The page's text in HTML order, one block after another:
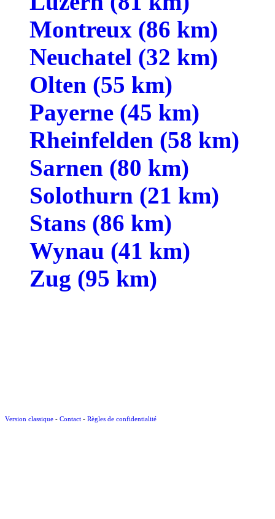
Montreux (86 km)
Neuchatel (32 km)
Olten (55 km)
Payerne (45 km)
Rheinfelden (58 km)
Sarnen (80 km)
Solothurn (21 km)
Stans (86 km)
Wynau (41 km)
Zug (95 km)
Version classique - Contact - Règles de confidentialité